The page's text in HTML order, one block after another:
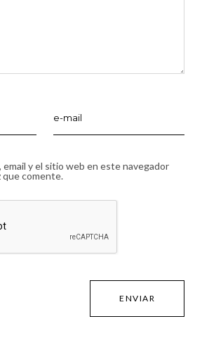
email y el sitio web en este navegador
que comente.